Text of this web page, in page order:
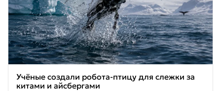
Учёные создали робота-птицу для слежки за
китами и айсбергами